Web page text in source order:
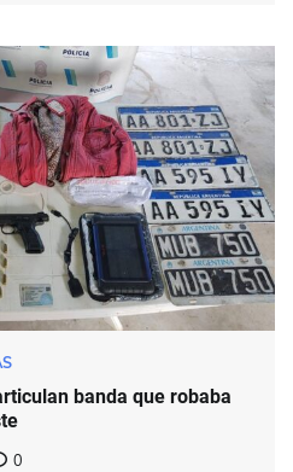
banda que robaba
0